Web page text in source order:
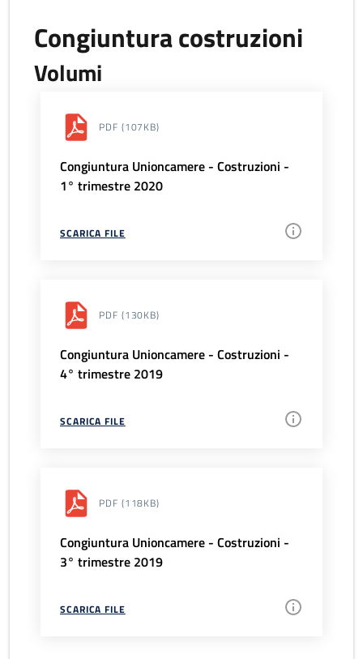
Congiuntura costruzioni
Volumi
PDF (107KB)
Congiuntura Unioncamere - Costruzioni -
1° trimestre 2020
SCARICA FILE
PDF (130KB)
Congiuntura Unioncamere - Costruzioni -
4° trimestre 2019
SCARICA FILE
PDF (118KB)
Congiuntura Unioncamere - Costruzioni -
3° trimestre 2019
SCARICA FILE